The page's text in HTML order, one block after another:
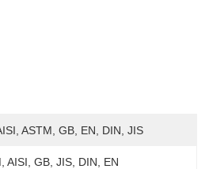
ASTM, GB, EN, DIN, JIS
AISI, GB, JIS, DIN, EN